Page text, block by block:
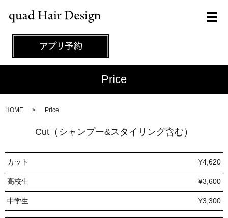
メ
Price
HOME Price
Cut（シャンプー&スタイリング含む）
カット ¥4,620
高校生 ¥3,600
中学生 ¥3,300